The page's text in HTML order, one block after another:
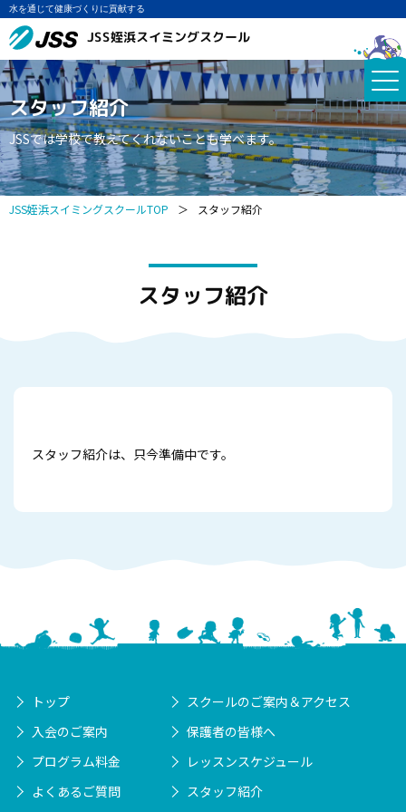
水を通じて健康づくりに貢献する
JSS姪浜スイミングスクール
スタッフ紹介
JSSでは学校で教えてくれないことも学べます。
JSS姪浜スイミングスクールTOP ＞ スタッフ紹介
スタッフ紹介
スタッフ紹介は、只今準備中です。
トップ
スクールのご案内＆アクセス
入会のご案内
保護者の皆様へ
プログラム料金
レッスンスケジュール
よくあるご質問
スタッフ紹介